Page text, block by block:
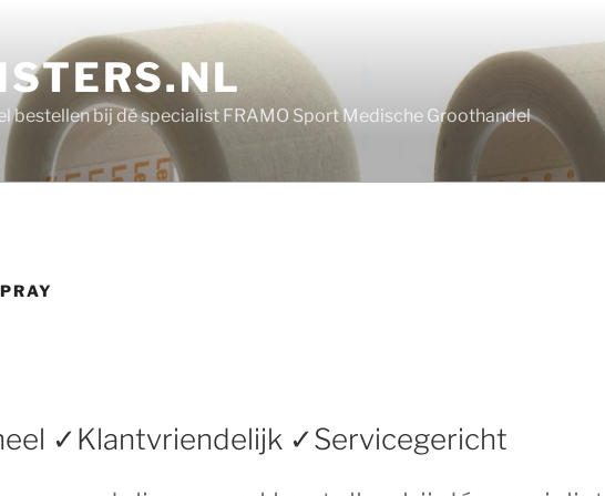
bestellen bij dé specialist FRAMO Sport Medische Groothandel
✓Klantvriendelijk ✓Servicegericht